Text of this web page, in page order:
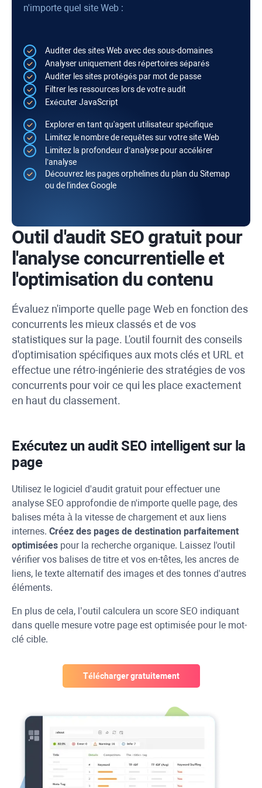
n'importe quel site Web :
Auditer des sites Web avec des sous-domaines
Analyser uniquement des répertoires séparés
Auditer les sites protégés par mot de passe
Filtrer les ressources lors de votre audit
ExécuterJavaScript
Explorer en tant qu'agent utilisateur spécifique
Limitez le nombre de requêtes sur votre site Web
Limitez la profondeur d’analyse pour accélérer
l’analyse
Découvrez les pages orphelines du plan du Sitemap
ou de l'index Google
Outil d'audit SEO gratuit pour
l'analyse concurrentielle et
l'optimisation du contenu
Évaluez n'importe quelle page Web en fonction des
concurrents les mieux classés et de vos
statistiques sur la page. L'outil fournit des conseils
d'optimisation spécifiques aux mots clés et URL et
effectue une rétro-ingénierie des stratégies de vos
concurrents pour voir ce qui les place exactement
en haut du classement.
Exécutez un audit SEO intelligent sur la
page
Utilisez le logiciel d'audit gratuit pour effectuer une
analyse SEO approfondie de n'importe quelle page, des
balises méta à la vitesse de chargement et aux liens
internes. Créez des pages de destination parfaitement
optimisées pour la recherche organique. Laissez l'outil
vérifier vos balises de titre et vos en-têtes, les ancres de
liens, le texte alternatif des images et des tonnes d'autres
éléments.
En plus de cela, l’outil calculera un score SEO indiquant
dans quelle mesure votre page est optimisée pour le mot-
clé cible.
Télécharger gratuitement